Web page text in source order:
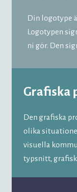
Din logotype
Logotypen
ni gör. Den
Grafiska
Den grafiska
olika
visuella
typsnitt,